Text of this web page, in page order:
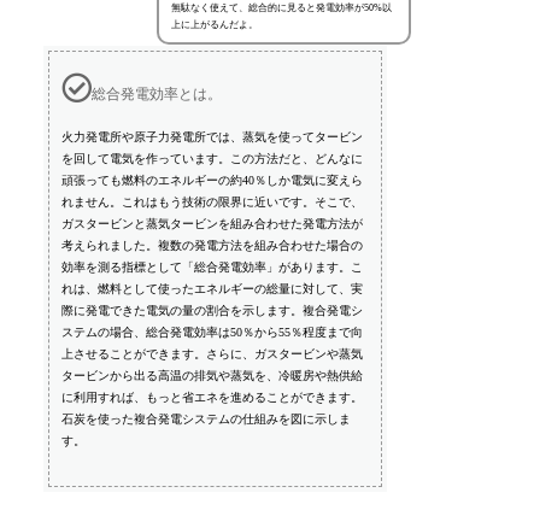
無駄なく使えて、総合的に見ると発電効率が50%以
上に上がるんだよ。
総合発電効率とは。
火力発電所や原子力発電所では、蒸気を使ってタービン
を回して電気を作っています。この方法だと、どんなに
頑張っても燃料のエネルギーの約40％しか電気に変えら
れません。これはもう技術の限界に近いです。そこで、
ガスタービンと蒸気タービンを組み合わせた発電方法が
考えられました。複数の発電方法を組み合わせた場合の
効率を測る指標として「総合発電効率」があります。こ
れは、燃料として使ったエネルギーの総量に対して、実
際に発電できた電気の量の割合を示します。複合発電シ
ステムの場合、総合発電効率は50％から55％程度まで向
上させることができます。さらに、ガスタービンや蒸気
タービンから出る高温の排気や蒸気を、冷暖房や熱供給
に利用すれば、もっと省エネを進めることができます。
石炭を使った複合発電システムの仕組みを図に示しま
す。